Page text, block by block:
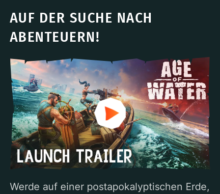
AUF DER SUCHE NACH
ABENTEUERN!
Werde auf einer postapokalyptischen Erde,